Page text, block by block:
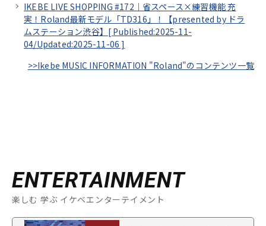
IKEBE LIVE SHOPPING #172｜省スペース×練習機能 充
実！Roland最新モデル「TD316」！【presented by ドラ
ムステーション渋谷】[ Published:2025-11-
04/Updated:2025-11-06 ]
>>Ikebe MUSIC INFORMATION "Roland"のコンテンツ一覧
ENTERTAINMENT
楽しむ 学ぶ イケベエンターテイメント